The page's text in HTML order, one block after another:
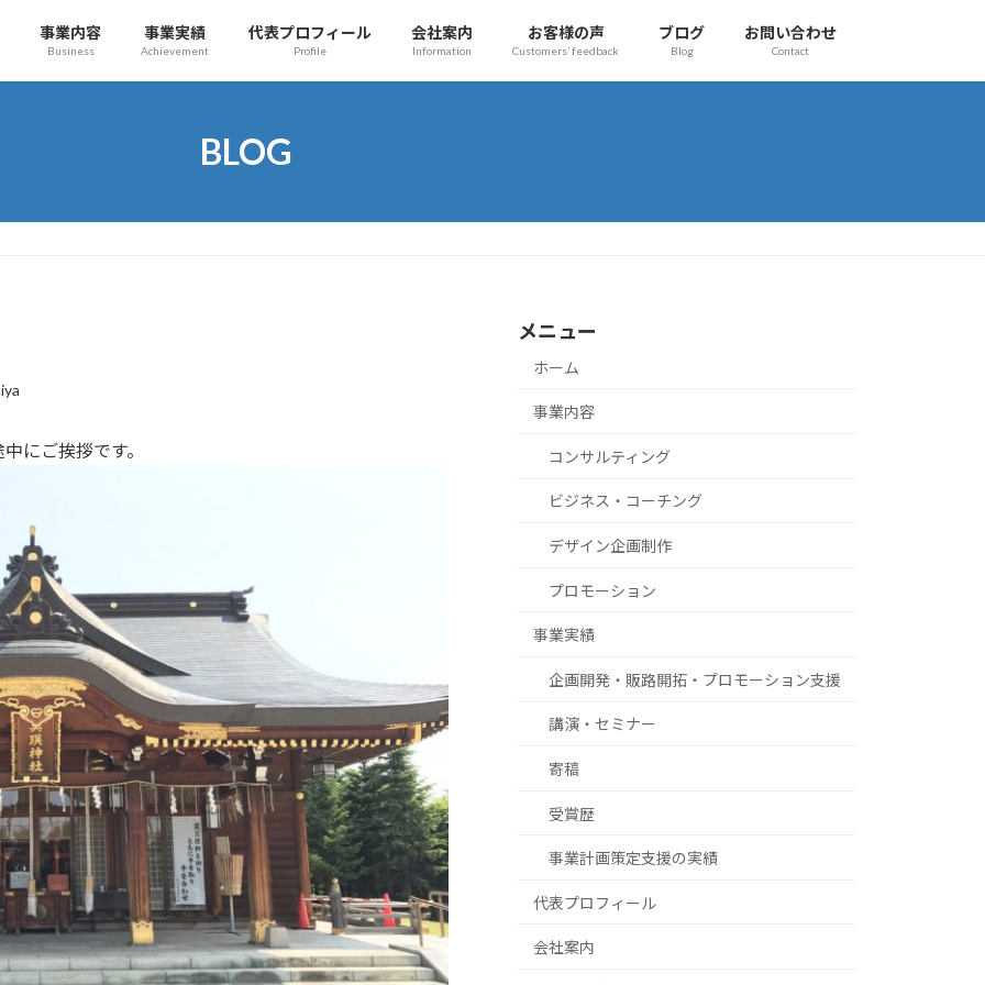
事業内容
Business
事業実績
Achievement
代表プロフィール
Profile
会社案内
Information
お客様の声
Customers’ feedback
ブログ
Blog
お問い合わせ
Contact
BLOG
にご挨拶です。
メニュー
ホーム
事業内容
コンサルティング
ビジネス・コーチング
デザイン企画制作
プロモーション
事業実績
企画開発・販路開拓・プロモーション支援
講演・セミナー
寄稿
受賞歴
事業計画策定支援の実績
代表プロフィール
会社案内